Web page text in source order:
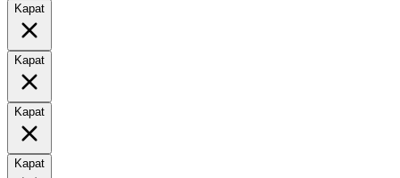
Kapat
Kapat
Kapat
Kapat